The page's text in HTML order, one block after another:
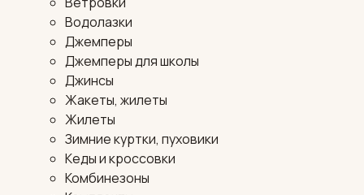
Водолазки
Джемперы
Джемперы для школы
Джинсы
Жакеты, жилеты
Жилеты
Зимние куртки, пуховики
Кеды и кроссовки
Комбинезоны